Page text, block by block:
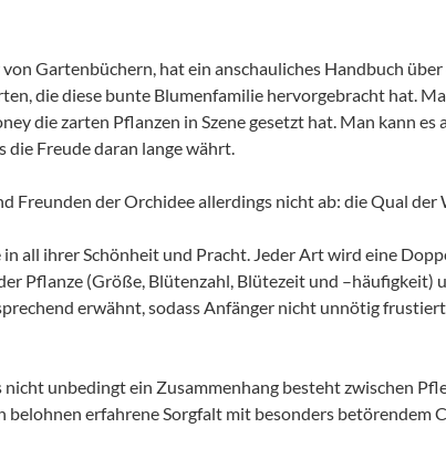
Gartenbüchern, hat ein anschauliches Handbuch
die diese bunte Blumenfamilie hervorgebracht hat.
die zarten Pflanzen in Szene gesetzt hat. Man kann es
die Freude daran lange währt.
Freunden der Orchidee allerdings nicht ab: die Qual der
all ihrer Schönheit und Pracht. Jeder Art wird eine
Pflanze (Größe, Blütenzahl, Blütezeit und
erwähnt, sodass Anfänger nicht unnötig
unbedingt ein Zusammenhang besteht zwischen
erfahrene Sorgfalt mit besonders betörendem